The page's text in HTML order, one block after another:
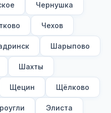
Чернушка
Чехов
Шарыпово
Шахты
Щецин Щёлково
Элиста